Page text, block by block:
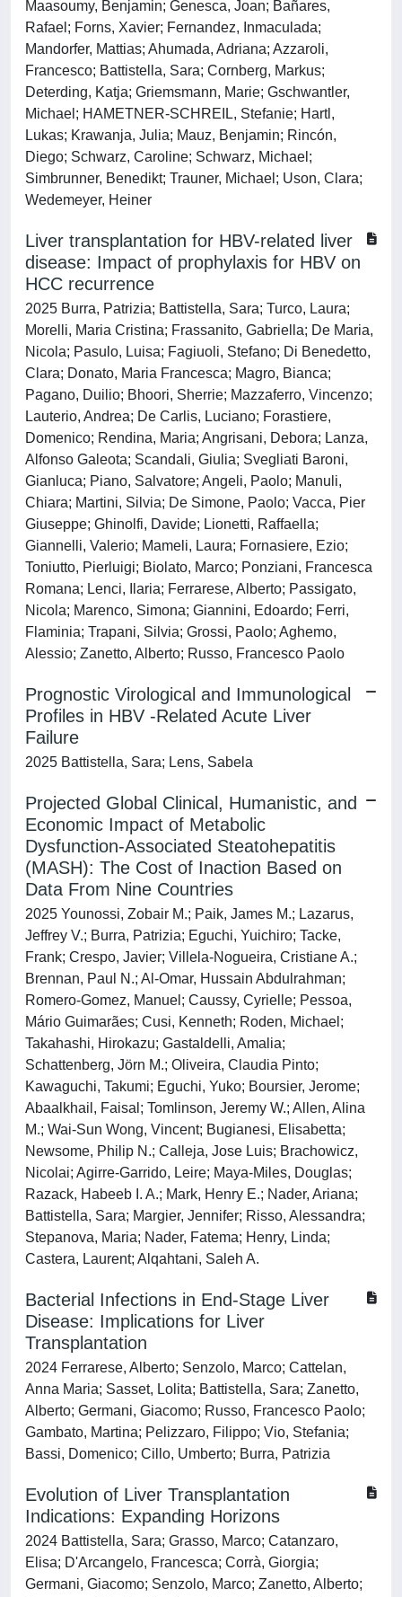
Maasoumy, Benjamin; Genesca, Joan; Bañares,
Rafael; Forns, Xavier; Fernandez, Inmaculada;
Mandorfer, Mattias; Ahumada, Adriana; Azzaroli,
Francesco; Battistella, Sara; Cornberg, Markus;
Deterding, Katja; Griemsmann, Marie; Gschwantler,
Michael; HAMETNER-SCHREIL, Stefanie; Hartl,
Lukas; Krawanja, Julia; Mauz, Benjamin; Rincón,
Diego; Schwarz, Caroline; Schwarz, Michael;
Simbrunner, Benedikt; Trauner, Michael; Uson, Clara;
Wedemeyer, Heiner
Liver transplantation for HBV-related liver
disease: Impact of prophylaxis for HBV on
HCC recurrence
2025 Burra, Patrizia; Battistella, Sara; Turco, Laura;
Morelli, Maria Cristina; Frassanito, Gabriella; De Maria,
Nicola; Pasulo, Luisa; Fagiuoli, Stefano; Di Benedetto,
Clara; Donato, Maria Francesca; Magro, Bianca;
Pagano, Duilio; Bhoori, Sherrie; Mazzaferro, Vincenzo;
Lauterio, Andrea; De Carlis, Luciano; Forastiere,
Domenico; Rendina, Maria; Angrisani, Debora; Lanza,
Alfonso Galeota; Scandali, Giulia; Svegliati Baroni,
Gianluca; Piano, Salvatore; Angeli, Paolo; Manuli,
Chiara; Martini, Silvia; De Simone, Paolo; Vacca, Pier
Giuseppe; Ghinolfi, Davide; Lionetti, Raffaella;
Giannelli, Valerio; Mameli, Laura; Fornasiere, Ezio;
Toniutto, Pierluigi; Biolato, Marco; Ponziani, Francesca
Romana; Lenci, Ilaria; Ferrarese, Alberto; Passigato,
Nicola; Marenco, Simona; Giannini, Edoardo; Ferri,
Flaminia; Trapani, Silvia; Grossi, Paolo; Aghemo,
Alessio; Zanetto, Alberto; Russo, Francesco Paolo
Prognostic Virological and Immunological
Profiles in HBV ‐Related Acute Liver
Failure
2025 Battistella, Sara; Lens, Sabela
Projected Global Clinical, Humanistic, and
Economic Impact of Metabolic
Dysfunction-Associated Steatohepatitis
(MASH): The Cost of Inaction Based on
Data From Nine Countries
2025 Younossi, Zobair M.; Paik, James M.; Lazarus,
Jeffrey V.; Burra, Patrizia; Eguchi, Yuichiro; Tacke,
Frank; Crespo, Javier; Villela-Nogueira, Cristiane A.;
Brennan, Paul N.; Al-Omar, Hussain Abdulrahman;
Romero-Gomez, Manuel; Caussy, Cyrielle; Pessoa,
Mário Guimarães; Cusi, Kenneth; Roden, Michael;
Takahashi, Hirokazu; Gastaldelli, Amalia;
Schattenberg, Jörn M.; Oliveira, Claudia Pinto;
Kawaguchi, Takumi; Eguchi, Yuko; Boursier, Jerome;
Abaalkhail, Faisal; Tomlinson, Jeremy W.; Allen, Alina
M.; Wai-Sun Wong, Vincent; Bugianesi, Elisabetta;
Newsome, Philip N.; Calleja, Jose Luis; Brachowicz,
Nicolai; Agirre-Garrido, Leire; Maya-Miles, Douglas;
Razack, Habeeb I. A.; Mark, Henry E.; Nader, Ariana;
Battistella, Sara; Margier, Jennifer; Risso, Alessandra;
Stepanova, Maria; Nader, Fatema; Henry, Linda;
Castera, Laurent; Alqahtani, Saleh A.
Bacterial Infections in End-Stage Liver
Disease: Implications for Liver
Transplantation
2024 Ferrarese, Alberto; Senzolo, Marco; Cattelan,
Anna Maria; Sasset, Lolita; Battistella, Sara; Zanetto,
Alberto; Germani, Giacomo; Russo, Francesco Paolo;
Gambato, Martina; Pelizzaro, Filippo; Vio, Stefania;
Bassi, Domenico; Cillo, Umberto; Burra, Patrizia
Evolution of Liver Transplantation
Indications: Expanding Horizons
2024 Battistella, Sara; Grasso, Marco; Catanzaro,
Elisa; D'Arcangelo, Francesca; Corrà, Giorgia;
Germani, Giacomo; Senzolo, Marco; Zanetto, Alberto;